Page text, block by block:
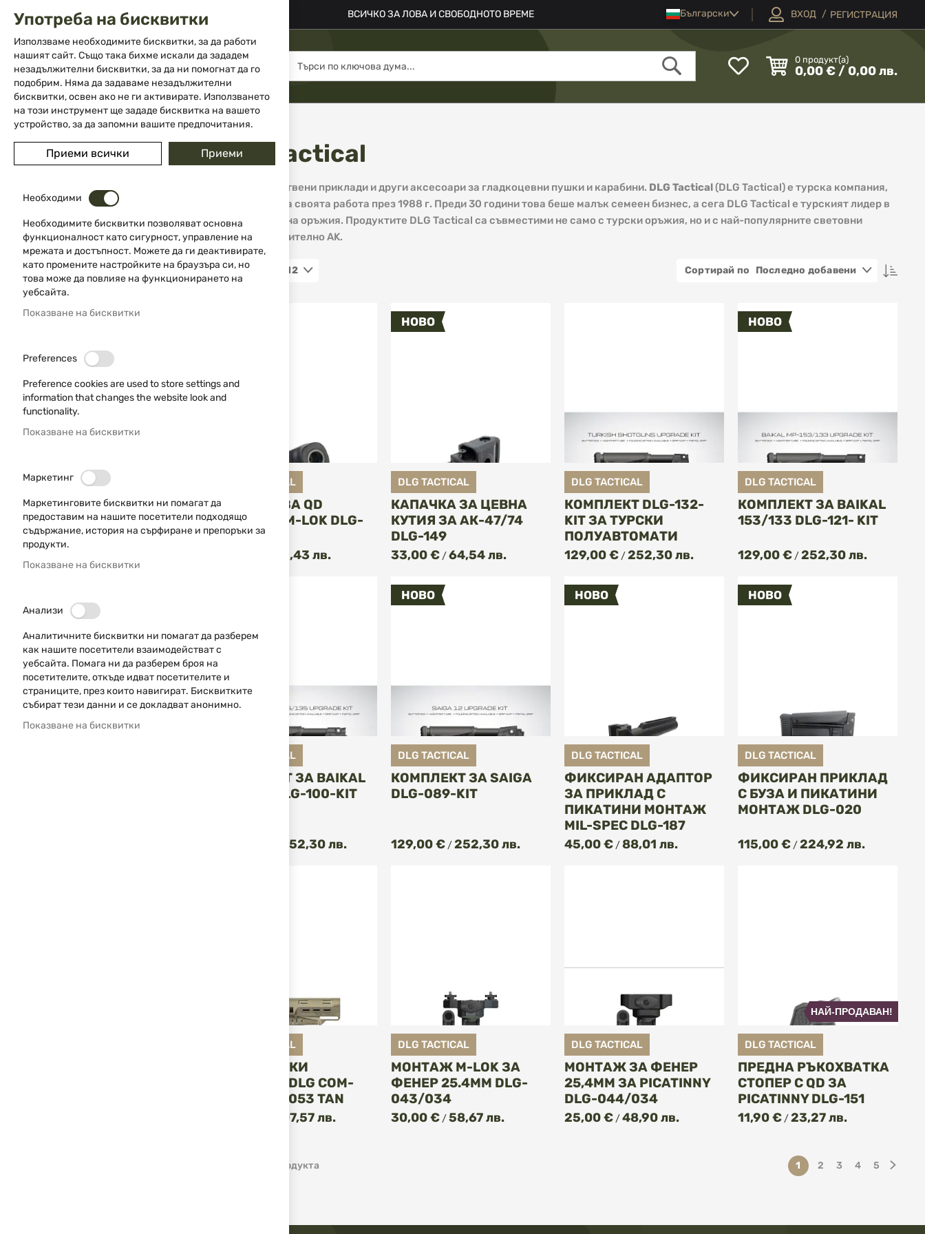
02 983 5014 office@isd-bg.com
Прескачане
съдържанието
ВСИЧКО ЗА ЛОВА И СВОБОДНОТО ВРЕМЕ ЕзикБългарски ВХОД РЕГИСТРАЦИЯ
МЕНЮ
Моят
списък
любими
0 продукт(а)
0,00 € / 0,00 лв.
Търсене
Начало
DLG Tactical
Висококачествени приклади и други аксесоари за гладкоцевни пушки и карабини. DLG Tactical(DLG Tactical) е турска компания,
която започва своята работа през 1988 г. Преди 30 години това беше малък семеен бизнес, а сега DLG Tactical е турският лидер в
настройката на оръжия. Продуктите DLG Tactical са съвместими не само с турски оръжия, но и с най-популярните световни
марки, включително AK.
12 Последно добавени
DLG TACTICAL
МОНТАЖ ЗА QD
АНТАБКА M-LOK DLG-
150
25,43 лв.
НОВО
DLG TACTICAL
КАПАЧКА ЗА ЦЕВНА
КУТИЯ ЗА АК-47/74
DLG-149
33,00 € /64,54 лв.
DLG TACTICAL
КОМПЛЕКТ DLG-132-
KIT ЗА ТУРСКИ
ПОЛУАВТОМАТИ
129,00 € /252,30 лв.
НОВО
DLG TACTICAL
КОМПЛЕКТ ЗА BAIKAL
153/133 DLG-121- KIT
129,00 € /252,30 лв.
DLG TACTICAL
КОМПЛЕКТ ЗА BAIKAL
155/135 DLG-100-KIT
252,30 лв.
НОВО
DLG TACTICAL
КОМПЛЕКТ ЗА SAIGA
DLG-089-KIT
129,00 € /252,30 лв.
НОВО
DLG TACTICAL
ФИКСИРАН АДАПТОР
ЗА ПРИКЛАД С
ПИКАТИНИ МОНТАЖ
MIL-SPEC DLG-187
45,00 € /88,01 лв.
НОВО
DLG TACTICAL
ФИКСИРАН ПРИКЛАД
С БУЗА И ПИКАТИНИ
МОНТАЖ DLG-020
115,00 € /224,92 лв.
DLG TACTICAL
ТАКТИЧЕСКИ
ПРИКЛАД DLG COM-
SPEC DLG-053 TAN
107,57 лв.
DLG TACTICAL
МОНТАЖ M-LOK ЗА
ФЕНЕР 25.4MM DLG-
043/034
30,00 € /58,67 лв.
DLG TACTICAL
МОНТАЖ ЗА ФЕНЕР
25,4MM ЗА PICATINNY
DLG-044/034
25,00 € /48,90 лв.
НАЙ-ПРОДАВАН!
DLG TACTICAL
ПРЕДНА РЪКОХВАТКА
СТОПЕР С QD ЗА
PICATINNY DLG-151
11,90 € /23,27 лв.
Продукта Страница
В момента четете
1 Страница
2 Страница
3 Страница
4 Страница
5
ЦЕНА
0,00 €
ЦВЯТ
Черен
1
25,4 mm (1")
ТИП
МАТЕРИАЛ
УВЕЛИЧЕНИЕ
Употреба на бисквитки
Използваме необходимите бисквитки, за да работи
нашият сайт. Също така бихме искали да зададем
незадължителни бисквитки, за да ни помогнат да го
подобрим. Няма да задаваме незадължителни
бисквитки, освен ако не ги активирате. Използването
на този инструмент ще зададе бисквитка на вашето
устройство, за да запомни вашите предпочитания.
Приеми всички Приеми
Необходими
Необходимите бисквитки позволяват основна
функционалност като сигурност, управление на
мрежата и достъпност. Можете да ги деактивирате,
като промените настройките на браузъра си, но
това може да повлияе на функционирането на
уебсайта.
Показване на бисквитки
Preferences
Preference cookies are used to store settings and
information that changes the website look and
functionality.
Показване на бисквитки
Маркетинг
Маркетинговите бисквитки ни помагат да
предоставим на нашите посетители подходящо
съдържание, история на сърфиране и препоръки за
продукти.
Показване на бисквитки
Анализи
Аналитичните бисквитки ни помагат да разберем
как нашите посетители взаимодействат с
уебсайта. Помага ни да разберем броя на
посетителите, откъде идват посетителите и
страниците, през които навигират. Бисквитките
събират тези данни и се докладват анонимно.
Показване на бисквитки